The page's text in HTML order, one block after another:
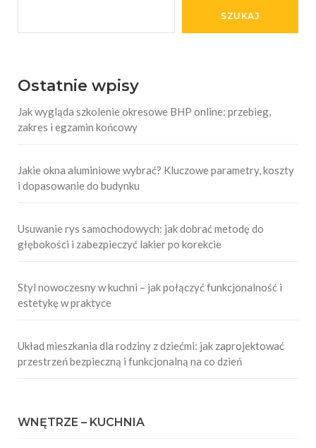
SZUKAJ
Ostatnie wpisy
Jak wygląda szkolenie okresowe BHP online: przebieg,
zakres i egzamin końcowy
Jakie okna aluminiowe wybrać? Kluczowe parametry, koszty
i dopasowanie do budynku
Usuwanie rys samochodowych: jak dobrać metodę do
głębokości i zabezpieczyć lakier po korekcie
Styl nowoczesny w kuchni – jak połączyć funkcjonalność i
estetykę w praktyce
Układ mieszkania dla rodziny z dziećmi: jak zaprojektować
przestrzeń bezpieczną i funkcjonalną na co dzień
WNĘTRZE – KUCHNIA